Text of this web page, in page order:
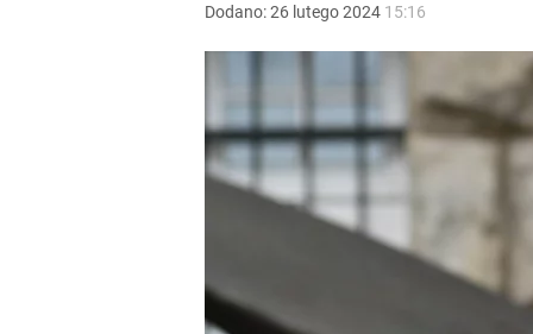
„Nie chodzi o zemstę”. Mocny apel w sprawie
Dodano:26 lutego2024 15:16